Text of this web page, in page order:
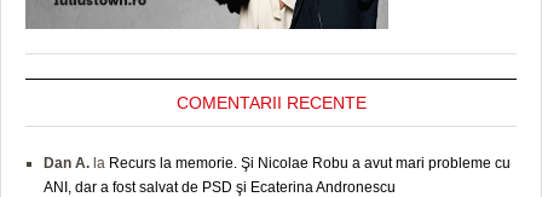
COMENTARII RECENTE
Dan A. la Recurs la memorie. Şi Nicolae Robu a avut mari probleme cu
ANI, dar a fost salvat de PSD şi Ecaterina Andronescu